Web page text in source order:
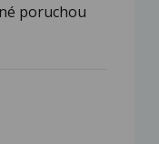
poruchou